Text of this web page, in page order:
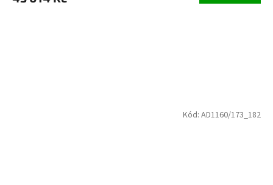
Kód: AD1160/173_182